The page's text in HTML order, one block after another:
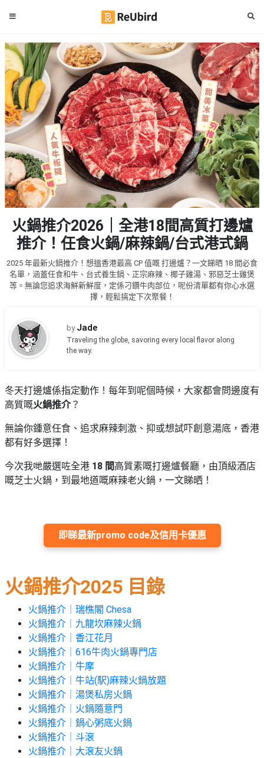
繁
中
EN
登
入
註
冊
務
及
品
分
Party
Room
會
美
食
特
色
蛋
禮
訂
製
禮
物
場
地
佈
置
用
活
動
搞
Party
朋
友
拍
拖
企
業/
公
司
活
動
婚
禮
活
動
攻
略
會
需
知
社
夾
時
間
神
器
情
生
日
#
拍
拖
好
去
處
#
室
內
好
去
處
禮
物
好
去
處
Room
影
相
去
處
好
去
處
日
#
結
#
週
末
火鍋推介2026｜全港18間高質打邊爐
推介！任食火鍋/麻辣鍋/台式港式鍋
2025 年最新火鍋推介！想搵香港最高 CP 值嘅 打邊爐？一文睇晒 18 間必食
名單，涵蓋任食和牛、台式養生鍋、正宗麻辣、椰子雞湯、邪惡芝士雞煲
等。無論您追求海鮮新鮮度，定係刁鑽牛肉部位，呢份清單都有你心水選
擇，輕鬆搞定下次聚餐！
by Jade
Traveling the globe, savoring every local flavor along
the way.
冬天打邊爐係指定動作！每年到呢個時候，大家都會問邊度有
高質嘅火鍋推介？
無論你鍾意任食、追求麻辣刺激、抑或想試吓創意湯底，香港
都有好多選擇！
今次我哋嚴選咗全港 18 間高質素嘅打邊爐餐廳，由頂級酒店
嘅芝士火鍋，到最地道嘅麻辣老火鍋，一文睇晒！
即睇最新promo code及信用卡優惠
火鍋推介2025 目錄
火鍋推介｜瑞樵閣 Chesa
火鍋推介｜九龍坎麻辣火鍋
火鍋推介｜香江花月
火鍋推介｜616牛肉火鍋專門店
火鍋推介｜牛摩
火鍋推介｜牛站(駅)麻辣火鍋放題
火鍋推介｜湯煲私房火鍋
火鍋推介｜火鍋隨意門
火鍋推介｜鍋心粥底火鍋
火鍋推介｜斗滾
火鍋推介｜大滾友火鍋